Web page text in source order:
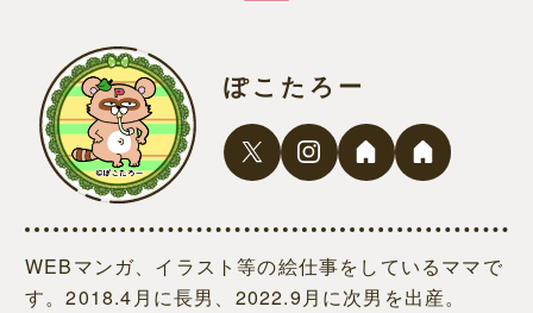
ぽこたろー
WEBマンガ、イラスト等の絵仕事をしているママで
す。2018.4月に長男、2022.9月に次男を出産。